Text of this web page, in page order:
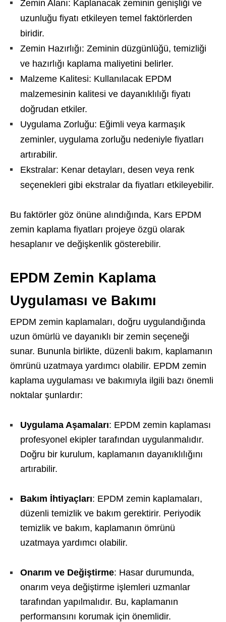
Zemin Alanı: Kaplanacak zeminin genişliği ve
uzunluğu fiyatı etkileyen temel faktörlerden
biridir.
Zemin Hazırlığı: Zeminin düzgünlüğü, temizliği
ve hazırlığı kaplama maliyetini belirler.
Malzeme Kalitesi: Kullanılacak EPDM
malzemesinin kalitesi ve dayanıklılığı fiyatı
doğrudan etkiler.
Uygulama Zorluğu: Eğimli veya karmaşık
zeminler, uygulama zorluğu nedeniyle fiyatları
artırabilir.
Ekstralar: Kenar detayları, desen veya renk
seçenekleri gibi ekstralar da fiyatları etkileyebilir.
Bu faktörler göz önüne alındığında, Kars EPDM
zemin kaplama fiyatları projeye özgü olarak
hesaplanır ve değişkenlik gösterebilir.
EPDM Zemin Kaplama
Uygulaması ve Bakımı
EPDM zemin kaplamaları, doğru uygulandığında
uzun ömürlü ve dayanıklı bir zemin seçeneği
sunar. Bununla birlikte, düzenli bakım, kaplamanın
ömrünü uzatmaya yardımcı olabilir. EPDM zemin
kaplama uygulaması ve bakımıyla ilgili bazı önemli
noktalar şunlardır:
Uygulama Aşamaları: EPDM zemin kaplaması
profesyonel ekipler tarafından uygulanmalıdır.
Doğru bir kurulum, kaplamanın dayanıklılığını
artırabilir.
Bakım İhtiyaçları: EPDM zemin kaplamaları,
düzenli temizlik ve bakım gerektirir. Periyodik
temizlik ve bakım, kaplamanın ömrünü
uzatmaya yardımcı olabilir.
Onarım ve Değiştirme: Hasar durumunda,
onarım veya değiştirme işlemleri uzmanlar
tarafından yapılmalıdır. Bu, kaplamanın
performansını korumak için önemlidir.